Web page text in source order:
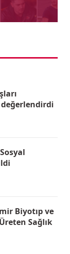
Biyotıp ve
Sağlık